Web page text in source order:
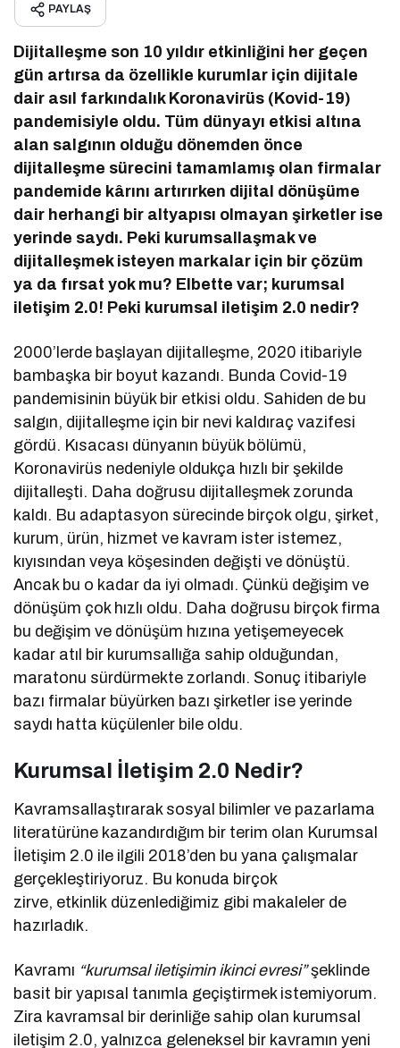
PAYLAŞ
Dijitalleşme son 10 yıldır etkinliğini her geçen
gün artırsa da özellikle kurumlar için dijitale
dair asıl farkındalık Koronavirüs (Kovid-19)
pandemisiyle oldu. Tüm dünyayı etkisi altına
alan salgının olduğu dönemden önce
dijitalleşme sürecini tamamlamış olan firmalar
pandemide kârını artırırken dijital dönüşüme
dair herhangi bir altyapısı olmayan şirketler ise
yerinde saydı. Peki kurumsallaşmak ve
dijitalleşmek isteyen markalar için bir çözüm
ya da fırsat yok mu? Elbette var; kurumsal
iletişim 2.0! Peki kurumsal iletişim 2.0 nedir?
2000’lerde başlayan dijitalleşme, 2020 itibariyle
bambaşka bir boyut kazandı. Bunda Covid-19
pandemisinin büyük bir etkisi oldu. Sahiden de bu
salgın, dijitalleşme için bir nevi kaldıraç vazifesi
gördü. Kısacası dünyanın büyük bölümü,
Koronavirüs nedeniyle oldukça hızlı bir şekilde
dijitalleşti. Daha doğrusu dijitalleşmek zorunda
kaldı. Bu adaptasyon sürecinde birçok olgu, şirket,
kurum, ürün, hizmet ve kavram ister istemez,
kıyısından veya köşesinden değişti ve dönüştü.
Ancak bu o kadar da iyi olmadı. Çünkü değişim ve
dönüşüm çok hızlı oldu. Daha doğrusu birçok firma
bu değişim ve dönüşüm hızına yetişemeyecek
kadar atıl bir kurumsallığa sahip olduğundan,
maratonu sürdürmekte zorlandı. Sonuç itibariyle
bazı firmalar büyürken bazı şirketler ise yerinde
saydı hatta küçülenler bile oldu.
Kurumsal İletişim 2.0 Nedir?
Kavramsallaştırarak sosyal bilimler ve pazarlama
literatürüne kazandırdığım bir terim olan Kurumsal
İletişim 2.0 ile ilgili 2018’den bu yana çalışmalar
gerçekleştiriyoruz. Bu konuda birçok
zirve, etkinlik düzenlediğimiz gibi makaleler de
hazırladık.
Kavramı “kurumsal iletişimin ikinci evresi”şeklinde
basit bir yapısal tanımla geçiştirmek istemiyorum.
Zira kavramsal bir derinliğe sahip olan kurumsal
iletişim 2.0, yalnızca geleneksel bir kavramın yeni